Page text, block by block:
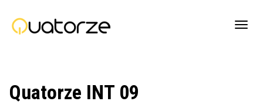
Quatorze INT 09